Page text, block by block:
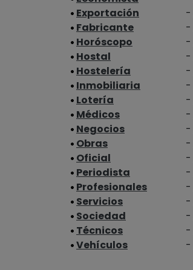
Exportación
-
Fabricante
-
Horóscopo
-
Hostal
-
Hostelería
-
Inmobiliaria
-
Lotería
-
Médicos
-
Negocios
-
Obras
-
Oficial
-
Periodista
-
Profesionales
-
Servicios
-
Sociedad
-
Técnicos
-
Vehículos
-